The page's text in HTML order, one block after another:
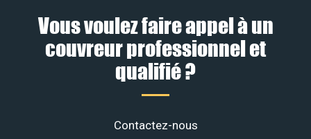
Vous voulez faire appel à un
couvreur professionnel et
qualifié ?
Contactez-nous